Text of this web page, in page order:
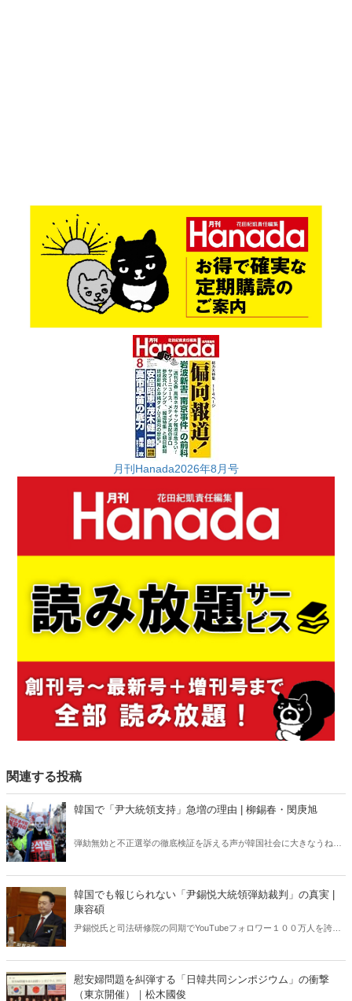
月刊Hanada2026年8月号
関連する投稿
韓国で「尹大統領支持」急増の理由 | 柳錫春・閔庚旭
弾劾無効と不正選挙の徹底検証を訴える声が韓国社会に大きなうねり
か？ 韓国政治に精通する柳錫春元延世大学教授と、公明選挙大韓党
の閔庚旭代表が緊急独占対談で語り合った。
韓国でも報じられない「尹錫悦大統領弾劾裁判」の真実 |
康容碩
尹錫悦氏と司法研修院の同期でYouTubeフォロワー１００万人を誇る
慰安婦問題を糾弾する「日韓共同シンポジウム」の衝撃
（東京開催）｜松木國俊